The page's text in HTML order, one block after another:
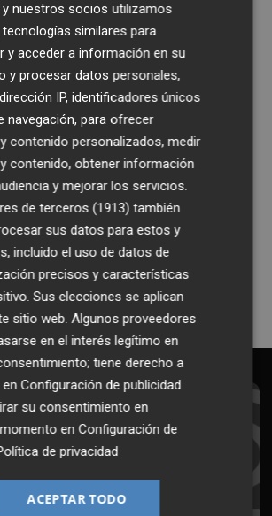
protagonizada por un conejo de
y gamberro que triunfa en las
y Lolo'
toda la actualidad de
en tu correo
Quiero suscribirme
al Boletín
días a primera hora en tu email
nuestros socios utilizamos
similares para
y acceder a información en su
y procesar datos personales,
IP, identificadores únicos
navegación, para ofrecer
contenido personalizados, medir
contenido, obtener información
y mejorar los servicios.
de terceros (1913) también
sus datos para estos y
incluido el uso de datos de
precisos y características
Sus elecciones se aplican
sitio web. Algunos proveedores
en el interés legítimo en
tiene derecho a
enConfiguración de publicidad.
su consentimiento en
enConfiguración de
de privacidad
ACEPTAR TODO